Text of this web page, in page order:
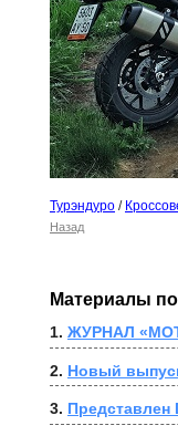
Турэндуро /
Назад
Материалы
1. ЖУРНАЛ
2. Новый
3. Представлен